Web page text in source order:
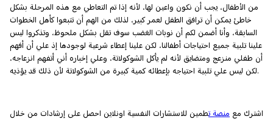
من الأطفال، يجب أن نكون واعين لها، لأنه إذا تم التعاطي مع هذه المرحلة بشكل
خاطئ يمكن أن ترافق الطفل لعمر كبير، لذلك من الهم أن تتبعوا كأهل الخطوات
السابقة، وأنا أضمن لكم أن نوبات الغضب سوف تقل بشكل ملحوظ، وتذكروا ليس
علينا تلبية جميع احتياجات أطفالنا، لكن علينا إعطاء شرعية لوجودها إذ علي أن أفهم
أن طفلي منزعج ومتضايق لأنه لم يأكل الشوكولاتة، وعلي إخباره أني أتفهم انزعاجه،
لكن ليس علي تلبية احتياجه بإعطائه كمية كبيرة من الشوكولاتة لأن ذلك قد يؤذيه.
اشترك مع منصة تطمين للاستشارات النفسية اونلاين احصل على إرشادات من خلال